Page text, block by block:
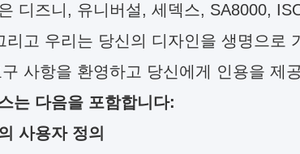
디즈니, 유니버설, 세덱스, SA8000,
리고 우리는 당신의 디자인을 생명으로
사항을 환영하고 당신에게 인용을 제
는 다음을 포함합니다:
사용자 정의